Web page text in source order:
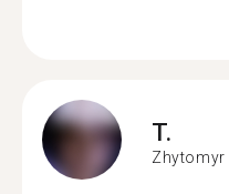
T.
Zhytomyr